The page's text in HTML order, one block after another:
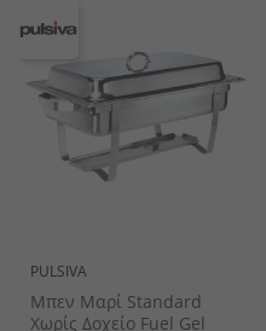
PULSIVA
Μπεν Μαρί Standard
Χωρίς Δοχείο Fuel Gel